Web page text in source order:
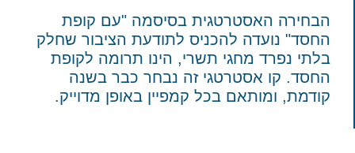
הבחירה האסטרטגית בסיסמה "עם קופת
החסד" נועדה להכניס לתודעת הציבור שחלק
בלתי נפרד מחגי תשרי, הינו תרומה לקופת
החסד. קו אסטרטגי זה נבחר כבר בשנה
קודמת, ומותאם בכל קמפיין באופן מדוייק.